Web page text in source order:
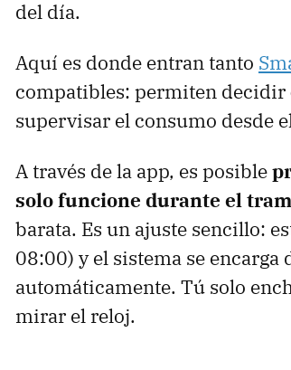
del día.
Aquí es donde entran tanto
compatibles: permiten decidir
supervisar el consumo desde
A través de la app, es posible
solo funcione durante el
barata. Es un ajuste sencillo:
08:00) y el sistema se
automáticamente. Tú solo
mirar el reloj.